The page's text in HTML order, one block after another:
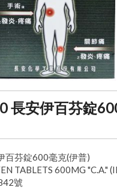
長安伊百芬錠
百芬錠600毫克(伊普)
TABLETS 600MG "C.A."
號